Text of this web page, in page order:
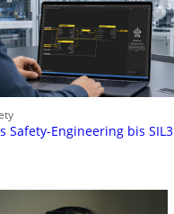
Safety-Engineering bis SIL3